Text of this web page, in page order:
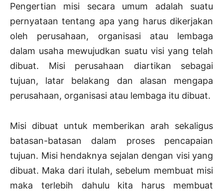
Pengertian misi secara umum adalah suatu
pernyataan tentang apa yang harus dikerjakan
oleh perusahaan, organisasi atau lembaga
dalam usaha mewujudkan suatu visi yang telah
dibuat. Misi perusahaan diartikan sebagai
tujuan, latar belakang dan alasan mengapa
perusahaan, organisasi atau lembaga itu dibuat.
Misi dibuat untuk memberikan arah sekaligus
batasan-batasan dalam proses pencapaian
tujuan. Misi hendaknya sejalan dengan visi yang
dibuat. Maka dari itulah, sebelum membuat misi
maka terlebih dahulu kita harus membuat